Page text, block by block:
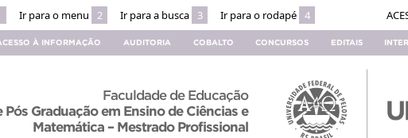
Ir para o menu 2 Ir para a busca 3 Ir para o rodapé 4
À INFORMAÇÃO AUDITORIA COBALTO CONCURSOS EDITAIS
Faculdade de Educação
Pós Graduação em Ensino de Ciências e
Matemática – Mestrado Profissional